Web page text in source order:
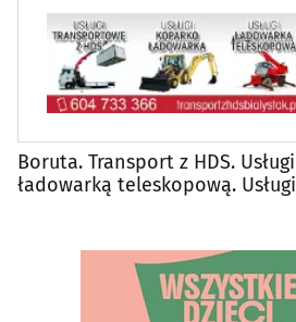
Boruta. Transport z HDS. Usługi
ładowarką teleskopową. Usługi